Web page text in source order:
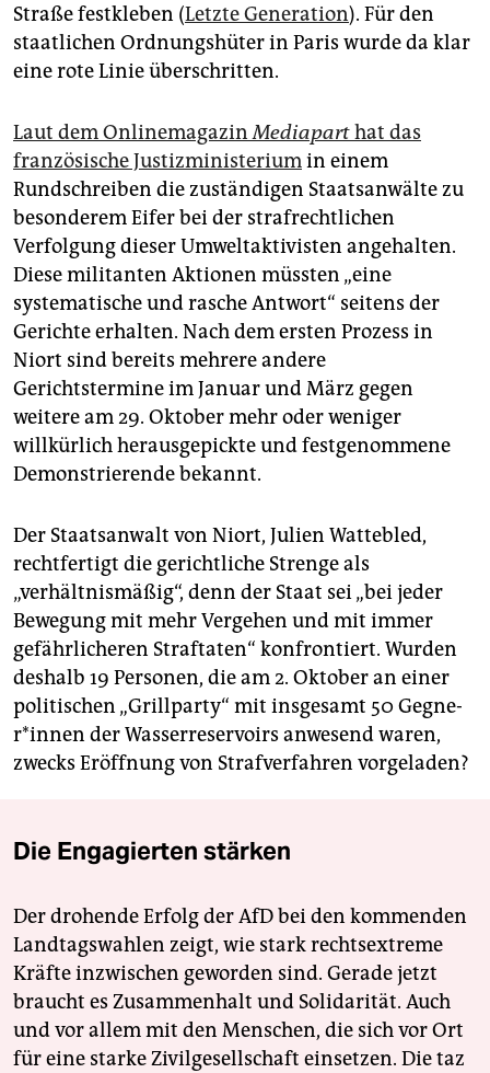
Straße festkleben (Letzte Generation). Für den
staatlichen Ordnungshüter in Paris wurde da klar
eine rote Linie überschritten.
Laut dem OnlinemagazinMediaparthat das
französische Justizministeriumin einem
Rundschreiben die zuständigen Staatsanwälte zu
besonderem Eifer bei der strafrechtlichen
Verfolgung dieser Umweltaktivisten angehalten.
Diese militanten Aktionen müssten „eine
systematische und rasche Antwort“ seitens der
Gerichte erhalten. Nach dem ersten Prozess in
Niort sind bereits mehrere andere
Gerichtstermine im Januar und März gegen
weitere am 29. Oktober mehr oder weniger
willkürlich herausgepickte und festgenommene
Demonstrierende bekannt.
Der Staatsanwalt von Niort, Julien Wattebled,
rechtfertigt die gerichtliche Strenge als
„verhältnismäßig“, denn der Staat sei „bei jeder
Bewegung mit mehr Vergehen und mit immer
gefährlicheren Straftaten“ konfrontiert. Wurden
deshalb 19 Personen, die am 2. Oktober an einer
politischen „Grillparty“ mit insgesamt 50 Geg­ne­
r*in­nen der Wasserreservoirs anwesend waren,
zwecks Eröffnung von Strafverfahren vorgeladen?
Die Engagierten stärken
Der drohende Erfolg der AfD bei den kommenden
Landtagswahlen zeigt, wie stark rechtsextreme
Kräfte inzwischen geworden sind. Gerade jetzt
braucht es Zusammenhalt und Solidarität. Auch
und vor allem mit den Menschen, die sich vor Ort
für eine starke Zivilgesellschaft einsetzen. Die taz